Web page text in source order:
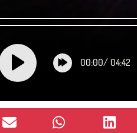
00:00/ 04:42